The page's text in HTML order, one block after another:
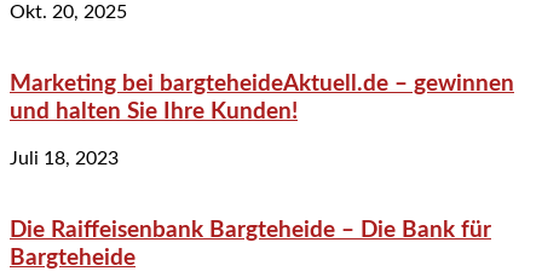
Okt. 20, 2025
Marketing bei bargteheideAktuell.de – gewinnen
und halten Sie Ihre Kunden!
Juli 18, 2023
Die Raiffeisenbank Bargteheide – Die Bank für
Bargteheide